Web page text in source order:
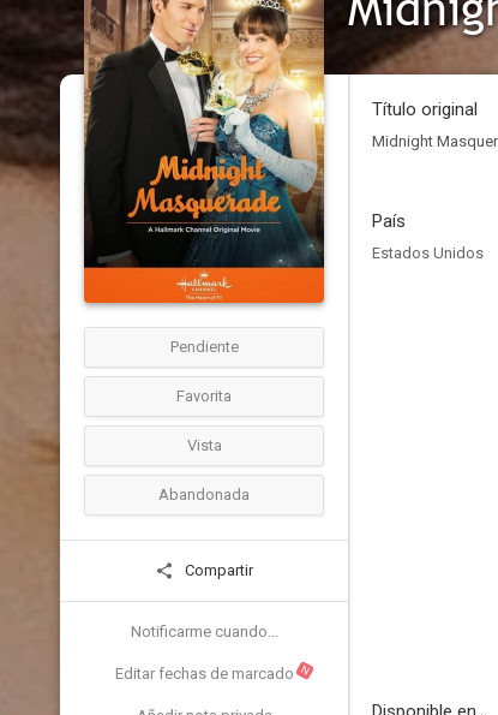
Pendiente
Favorita
Vista
Abandonada
Compartir
Notificarme cuando...
Editar fechas de marcado N
Título original
Midnight
País
Estados Unidos